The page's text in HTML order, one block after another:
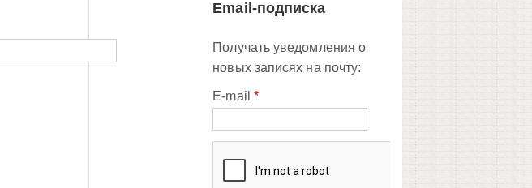
Email-подписка
Получать уведомления о
новых записях на почту:
E-mail *